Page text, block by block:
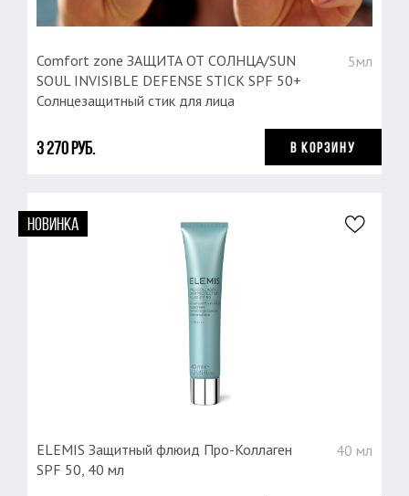
Comfort zone ЗАЩИТА ОТ СОЛНЦА/SUN
SOUL INVISIBLE DEFENSE STICK SPF 50+
Солнцезащитный стик для лица
5мл
3 270 руб. В КОРЗИНУ
НОВИНКА
ELEMIS Защитный флюид Про-Коллаген
SPF 50, 40 мл
40 мл